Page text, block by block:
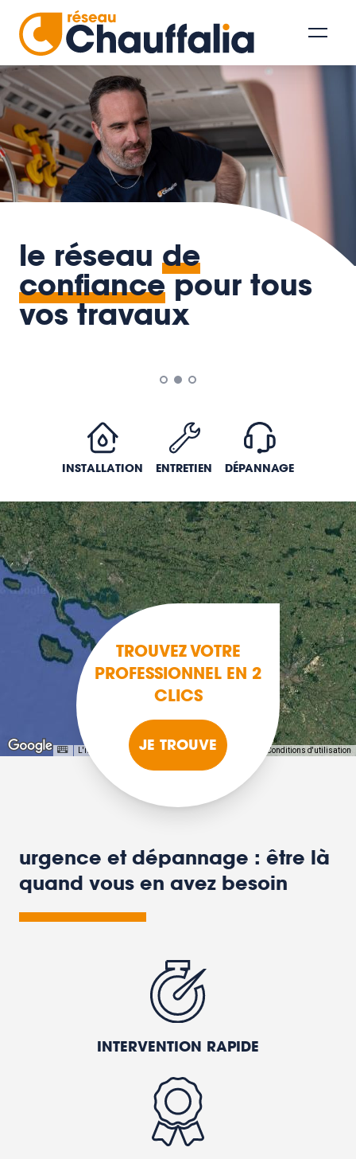
le réseau de
confiancepour tous
vos travaux
INSTALLATION ENTRETIEN DÉPANNAGE
L'image peut être protégée par des droits d'auteur Conditions d'utilisation
TROUVEZ VOTRE
PROFESSIONNEL EN 2
CLICS
JE TROUVE
urgence et dépannage : être là
quand vous en avez besoin
INTERVENTION RAPIDE